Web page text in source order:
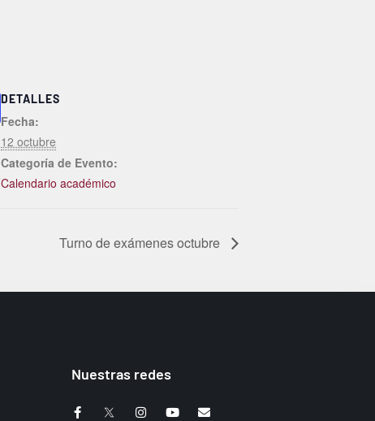
DETALLES
Fecha:
12 octubre
Categoría de Evento:
Calendario académico
Turno de exámenes octubre
Nuestras redes